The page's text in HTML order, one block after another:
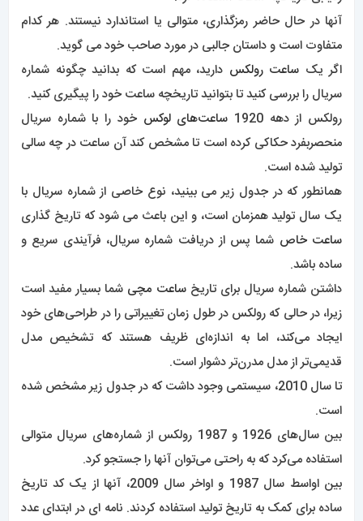
آنها در حال حاضر رمزگذاری، متوالی یا استاندارد نیستند. هر کدام
متفاوت است و داستان جالبی در مورد صاحب خود می گوید.
اگر یک ساعت رولکس دارید، مهم است که بدانید چگونه شماره
سریال را بررسی کنید تا بتوانید تاریخچه ساعت خود را پیگیری کنید.
رولکس از دهه 1920
ساعت‌های لوکس خود را با شماره سریال
منحصربفرد حکاکی کرده است تا مشخص کند آن ساعت در چه سالی
تولید شده است.
همانطور که در جدول زیر می بینید، نوع خاصی از شماره سریال با
یک سال تولید همزمان است، و این باعث می شود که تاریخ گذاری
ساعت خاص شما پس از دریافت شماره سریال، فرآیندی سریع و
ساده باشد.
داشتن شماره سریال برای تاریخساعت مچی شما بسیار مفید است
زیرا، در حالی که رولکس در طول زمان تغییراتی را در طراحی‌های خود
ایجاد می‌کند، اما به اندازه‌ای ظریف هستند که تشخیص مدل
قدیمی‌تر از مدل مدرن‌تر دشوار است.
تا سال 2010، سیستمی وجود داشت که در جدول زیر مشخص شده
است.
بین سال‌های 1926 و 1987 رولکس از شماره‌های سریال متوالی
استفاده می‌کرد که به راحتی می‌توان آنها را جستجو کرد.
بین اواسط سال 1987 و اواخر سال 2009، آنها از یک کد تاریخ
ساده برای کمک به تاریخ تولید استفاده کردند. نامه ای در ابتدای عدد